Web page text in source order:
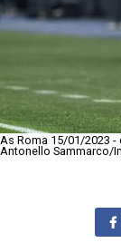
As Roma 15/01/2023
Antonello Sammarco/